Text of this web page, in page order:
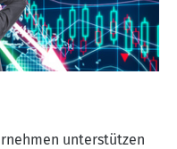
unterstützen